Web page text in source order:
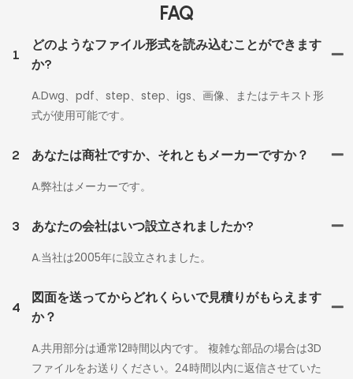
FAQ
1
どのようなファイル形式を読み込むことができます
か?
A.Dwg、pdf、step、step、igs、画像、またはテキスト形
式が使用可能です。
2
あなたは商社ですか、それともメーカーですか？
A.弊社はメーカーです。
3
あなたの会社はいつ設立されましたか?
A.当社は2005年に設立されました。
4
図面を送ってからどれくらいで見積りがもらえます
か？
A.共用部分は通常12時間以内です。 複雑な部品の場合は3D
ファイルをお送りください。24時間以内に返信させていた